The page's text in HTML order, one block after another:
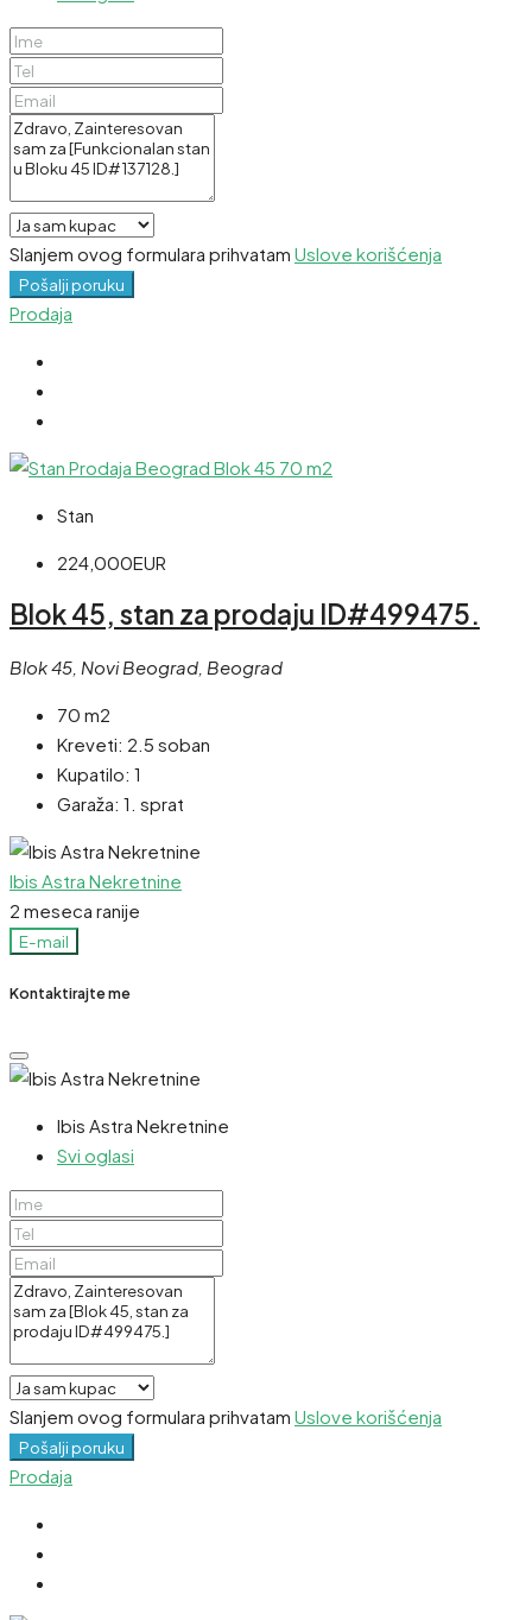
Slanjem ovog formulara prihvatam Uslove korišćenja
Pošalji poruku
Prodaja
Stan
224,000EUR
Blok 45, stan za prodaju ID#499475.
Blok 45, Novi Beograd, Beograd
70 m2
Kreveti: 2.5 soban
Kupatilo: 1
Garaža: 1. sprat
Ibis Astra Nekretnine
2 meseca ranije
E-mail
Kontaktirajte me
Ibis Astra Nekretnine
Svi oglasi
Slanjem ovog formulara prihvatam Uslove korišćenja
Pošalji poruku
Prodaja